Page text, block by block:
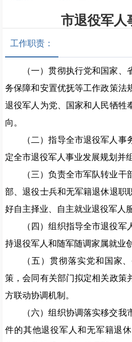
市退役军人
工作职责：
（一）贯彻执行党和国家
务保障和安置优抚等工作政策法
退役军人为党、国家和人民牺牲
向。
（二）指导全市退役军人
定全市退役军人事业发展规划并
（三）负责全市军队转业
部、退役士兵和无军籍退休退职
好自主择业、自主就业退役军人
（四）组织指导全市退役
持退役军人和随军随调家属就业
（五）贯彻落实党和国家
策，会同有关部门拟定相关政策
方联动协调机制。
（六）组织协调落实移交
件的其他退役军人和无军籍退